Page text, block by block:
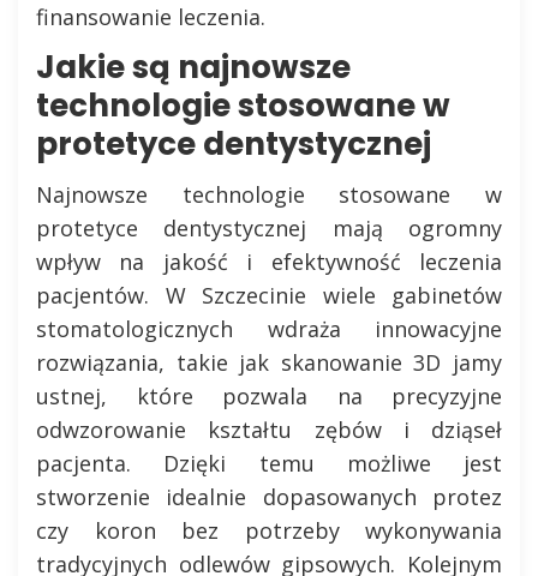
finansowanie leczenia.
Jakie są najnowsze
technologie stosowane w
protetyce dentystycznej
Najnowsze technologie stosowane w
protetyce dentystycznej mają ogromny
wpływ na jakość i efektywność leczenia
pacjentów. W Szczecinie wiele gabinetów
stomatologicznych wdraża innowacyjne
rozwiązania, takie jak skanowanie 3D jamy
ustnej, które pozwala na precyzyjne
odwzorowanie kształtu zębów i dziąseł
pacjenta. Dzięki temu możliwe jest
stworzenie idealnie dopasowanych protez
czy koron bez potrzeby wykonywania
tradycyjnych odlewów gipsowych. Kolejnym